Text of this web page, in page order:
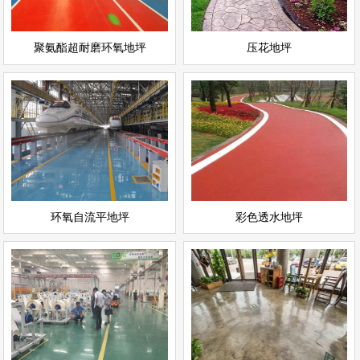
聚氨酯超耐磨环氧地坪 压花地坪
环氧自流平地坪
环氧自流平地坪
环氧地坪
立即询问
彩色透水地坪
彩色透水地坪
运动场地坪
查看详情
立即询问
密封固化剂地坪
耐磨地坪
立即询问
复古地坪
环氧地坪
查看详情
立即询问